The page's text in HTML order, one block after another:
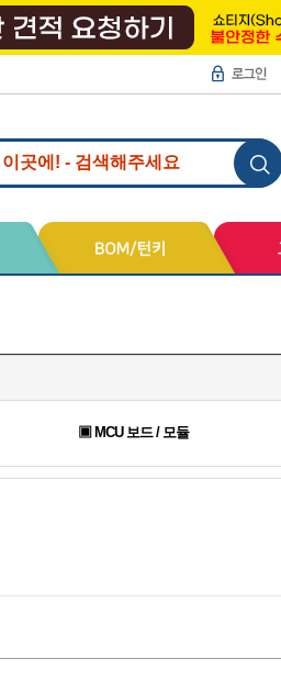
▣ MCU 보드 / 모듈